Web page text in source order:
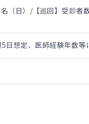
（日）/【巡回】受診者
クの診察をお願いします
らいまでをご勤務時間と
健診担当職員がはじめ
想定、医師経験年数等